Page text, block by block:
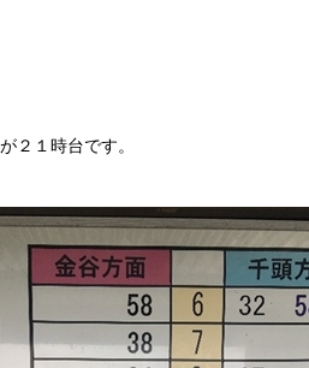
２１時台です。